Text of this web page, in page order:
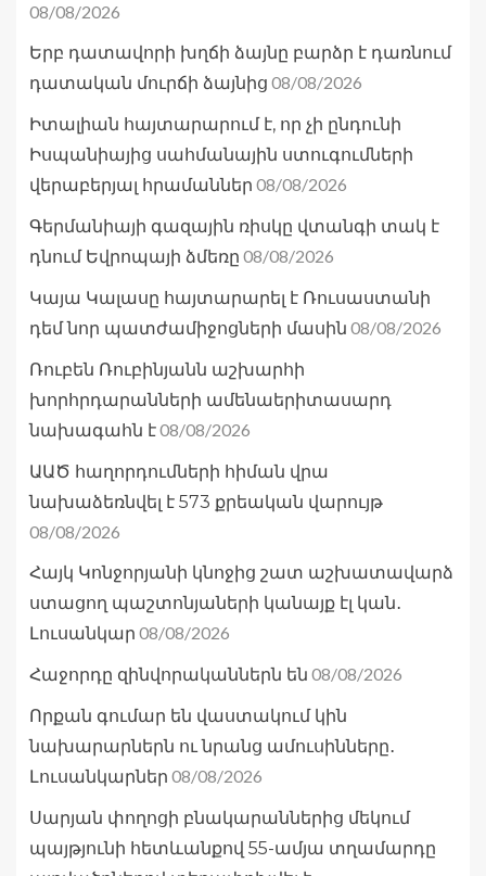
08/08/2026
Երբ դատավորի խղճի ձայնը բարձր է դառնում
դատական մուրճի ձայնից 08/08/2026
Իտալիան հայտարարում է, որ չի ընդունի
Իսպանիայից սահմանային ստուգումների
վերաբերյալ հրամաններ 08/08/2026
Գերմանիայի գազային ռիսկը վտանգի տակ է
դնում Եվրոպայի ձմեռը 08/08/2026
Կայա Կալասը հայտարարել է Ռուսաստանի
դեմ նոր պատժամիջոցների մասին 08/08/2026
Ռուբեն Ռուբինյանն աշխարհի
խորհրդարանների ամենաերիտասարդ
նախագահն է08/08/2026
ԱԱԾ հաղորդումների հիման վրա
նախաձեռնվել է 573 քրեական վարույթ
08/08/2026
Հայկ Կոնջորյանի կնոջից շատ աշխատավարձ
ստացող պաշտոնյաների կանայք էլ կան․
Լուսանկար 08/08/2026
Հաջորդը զինվորականներն են 08/08/2026
Որքան գումար են վաստակում կին
նախարարներն ու նրանց ամուսինները․
Լուսանկարներ 08/08/2026
Սարյան փողոցի բնակարաններից մեկում
պայթյունի հետևանքով 55-ամյա տղամարդը